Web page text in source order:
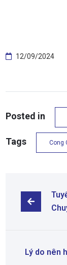
12/09/2024
Posted in
Tags Cong
Lý do nên